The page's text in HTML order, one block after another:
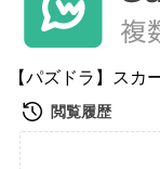
【パズドラ】スカ